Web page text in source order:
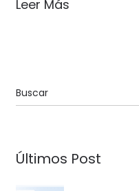
Leer Más
Últimos Post